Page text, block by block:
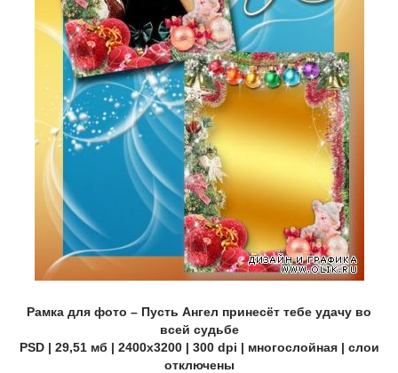
Рамка для фото – Пусть Ангел принесёт тебе удачу во
всей судьбе
PSD | 29,51 мб | 2400х3200 | 300 dpi | многослойная | слои
отключены